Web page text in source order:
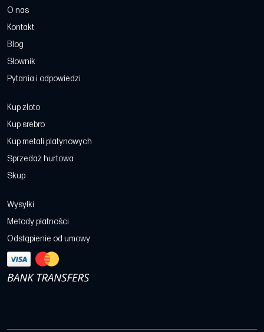
O nas
Kontakt
Blog
Słownik
Pytania i odpowiedzi
Kup złoto
Kup srebro
Kup metali platynowych
Sprzedaż hurtowa
Skup
Wysyłki
Metody płatności
Odstąpienie od umowy